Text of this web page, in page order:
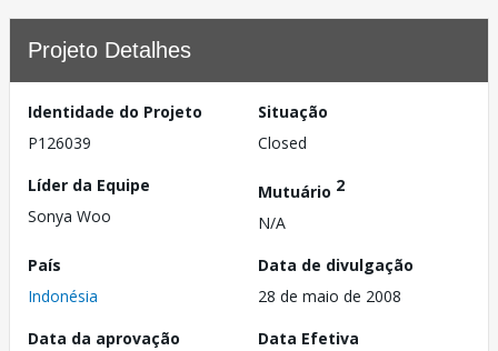
Projeto Detalhes
Identidade do Projeto
P126039
Situação
Closed
Líder da Equipe
Sonya Woo
Mutuário 2
N/A
País
Indonésia
Data de divulgação
28 de maio de 2008
Data da aprovação
Data Efetiva